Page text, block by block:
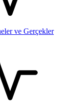
ve Gerçekler